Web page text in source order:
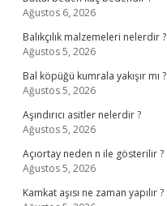
Ağustos 6, 2026
Balıkçılık malzemeleri nelerdir ?
Ağustos 5, 2026
Bal köpüğü kumrala yakışır mı ?
Ağustos 5, 2026
Aşındırıcı asitler nelerdir ?
Ağustos 5, 2026
Açıortay neden n ile gösterilir ?
Ağustos 5, 2026
Kamkat aşısı ne zaman yapılır ?